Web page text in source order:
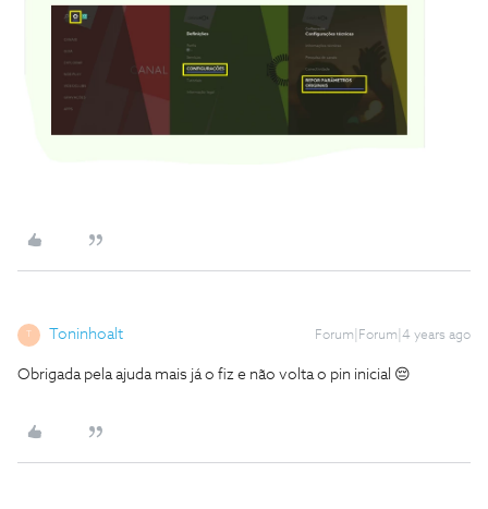
Toninhoalt Forum|Forum|4 years ago
Obrigada pela ajuda mais já o fiz e não volta o pin inicial 😔